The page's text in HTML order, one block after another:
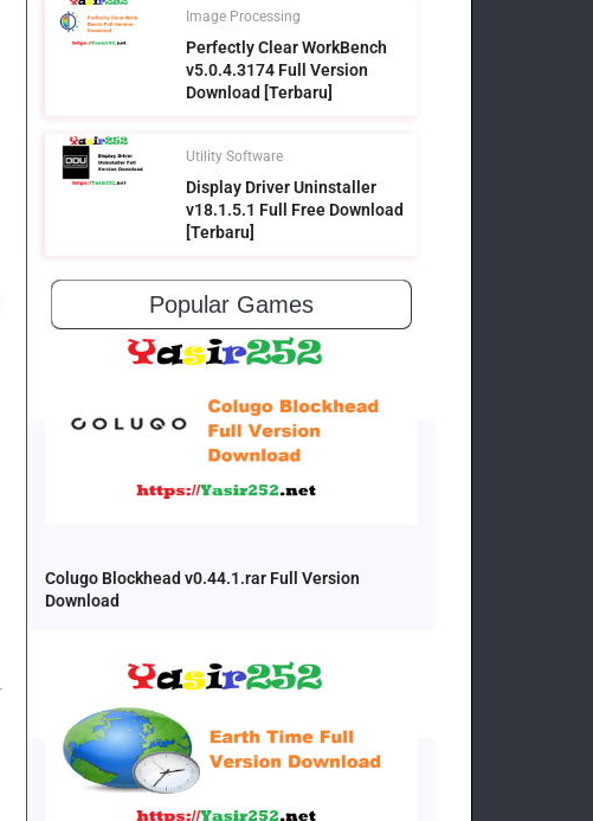
Image Processing
Perfectly Clear WorkBench
v5.0.4.3174 Full Version
Download [Terbaru]
Utility Software
Display Driver Uninstaller
v18.1.5.1 Full Free Download
[Terbaru]
Popular Games
Colugo Blockhead v0.44.1.rar Full Version
Download